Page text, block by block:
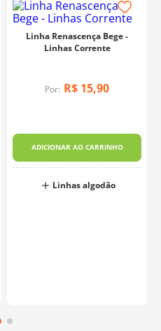
Linha Renascença Bege -
Linhas Corrente
Por: R$ 15,90
ADICIONAR AO CARRINHO
Linhas algodão